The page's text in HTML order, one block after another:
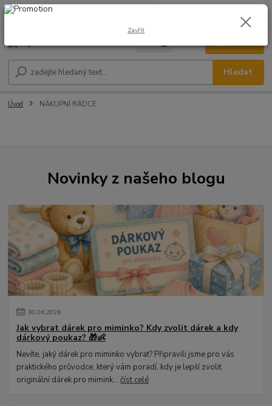
Hledat
+420 604 278 943 0,00 Kč
Úvod NÁKUPNÍ RÁDCE
Novinky z našeho blogu
30.06.2026
Jak vybrat dárek pro miminko? Kdy zvolit dárek a kdy
dárkový poukaz? 🎁👶
Nevíte, jaký dárek pro miminko vybrat? Připravili jsme pro vás
praktického průvodce, který vám poradí, kdy je lepší zvolit
originální dárek pro mimink...číst celé
Zavřít